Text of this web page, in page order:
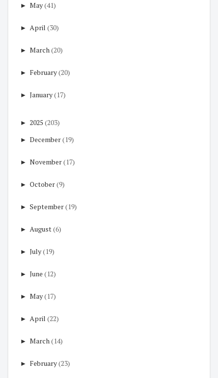
► May(41)
► April (30)
► March(20)
► February(20)
► January(17)
► 2025 (203)
► December(19)
► November(17)
► October(9)
► September(19)
► August(6)
► July(19)
► June (12)
► May(17)
► April (22)
► March(14)
► February(23)